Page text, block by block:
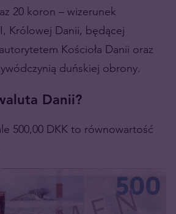
20 koron – wizerunek
Królowej Danii, będącej
Kościoła Danii oraz
duńskiej obrony.
Danii?
500,00 DKK to równowartość